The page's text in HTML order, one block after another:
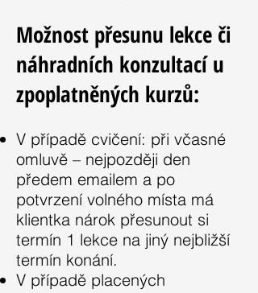
Možnost přesunu lekce či
náhradních konzultací u
zpoplatněných kurzů:
V případě cvičení: při včasné
omluvě – nejpozději den
předem emailem a po
potvrzení volného místa má
klientka nárok přesunout si
termín 1 lekce na jiný nejbližší
termín konání.
V případě placených